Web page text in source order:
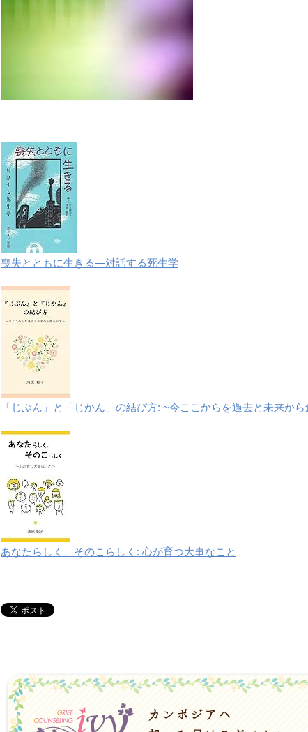
喪失とともに生きる―対話する死生学
「じぶん」と「じかん」の結び方: ~今ここからを過去と未来から
あなたらしく、そのこらしく: 心が育つ大事なこと